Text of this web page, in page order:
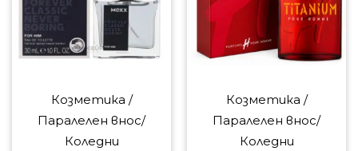
Козметика /
Паралелен внос/
Коледни
Козметика /
Паралелен внос/
Коледни